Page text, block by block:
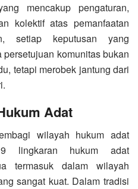
mencakup pengaturan,
kolektif atas pemanfaatan
setiap keputusan yang
komunitas bukan
tetapi merobek jantung dari
Adat
wilayah hukum adat
lingkaran hukum adat
termasuk dalam wilayah
sangat kuat. Dalam tradisi